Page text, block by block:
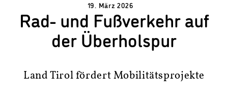
19. März 2026
Rad- und Fußverkehr auf
der Überholspur
Land Tirol fördert Mobilitätsprojekte